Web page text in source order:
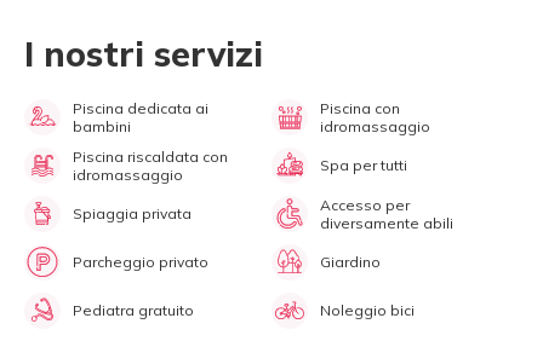
I nostri servizi
Piscina dedicata ai
bambini
Piscina con
idromassaggio
Piscina riscaldata con
idromassaggio
Spa per tutti
Spiaggia privata
Accesso per
diversamente abili
Parcheggio privato Giardino
Pediatra gratuito Noleggio bici